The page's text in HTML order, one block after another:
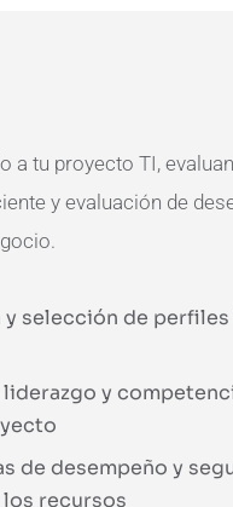
a tu proyecto TI,
y evaluación de
selección de perfiles
y
de desempeño y
recursos